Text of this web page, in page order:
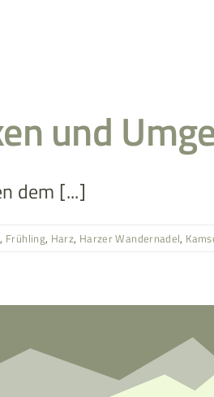
und
dem [...]
, Frühling, Harz, Harzer Wandernadel,